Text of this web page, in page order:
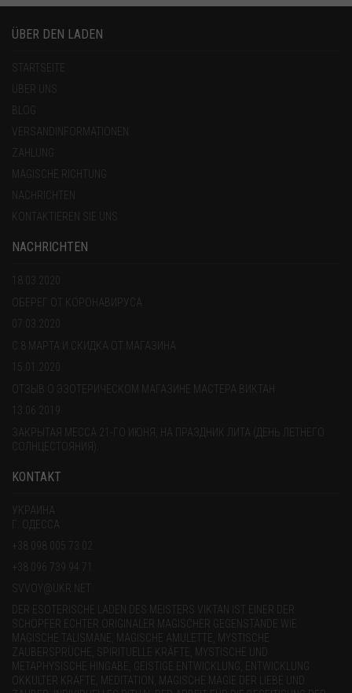
ÜBER DEN LADEN
STARTSEITE
ÜBER UNS
BLOG
VERSANDINFORMATIONEN
ZAHLUNG
MAGISCHE RICHTUNG
NACHRICHTEN
KONTAKTIEREN SIE UNS
NACHRICHTEN
18.03.2020
ОБЕРЕГ ОТ КОРОНАВИРУСА
07.03.2020
С 8 МАРТА И СКИДКА ОТ МАГАЗИНА
ОТЗЫВ О ЭЗОТЕРИЧЕСКОМ МАГАЗИНЕ МАСТЕРА ВИКТАН
13.06.2019
ЗАКРЫТАЯ МЕССА 21-ГО ИЮНЯ, НА ПРАЗДНИК ЛИТА (ДЕНЬ ЛЕТНЕГО
СОЛНЦЕСТОЯНИЯ).
KONTAKT
УКРАИНА
Г. ОДЕССА
+38 098 005 73 02
+38 096 739 94 71
SVVOY@UKR.NET
DER ESOTERISCHE LADEN DES MEISTERS VIKTAN IST EINER DER
SCHÖPFER ECHTER ORIGINALER MAGISCHER GEGENSTÄNDE WIE
MAGISCHE TALISMANE, MAGISCHE AMULETTE, MYSTISCHE
ZAUBERSPRÜCHE, SPIRITUELLE KRÄFTE, MYSTISCHE UND
METAPHYSISCHE HINGABE, GEISTIGE ENTWICKLUNG, ENTWICKLUNG
OKKULTER KRÄFTE, MEDITATION, MAGISCHE MAGIE DER LIEBE UND